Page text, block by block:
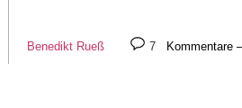
Benedikt Rueß 7 Kommentare